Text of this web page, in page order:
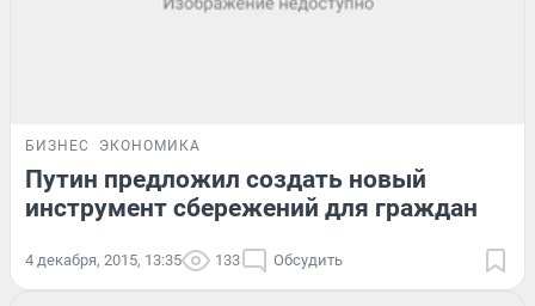
БИЗНЕС ЭКОНОМИКА
Путин предложил создать новый
инструмент сбережений для граждан
4 декабря, 2015, 13:35 133 Обсудить